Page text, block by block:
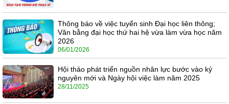
Thông báo về việc tuyển sinh Đại học liên thông;
Văn bằng đại học thứ hai hệ vừa làm vừa học năm
2026
06/01/2026
Hội thảo phát triển nguồn nhân lực bước vào kỷ
nguyên mới và Ngày hội việc làm năm 2025
28/11/2025